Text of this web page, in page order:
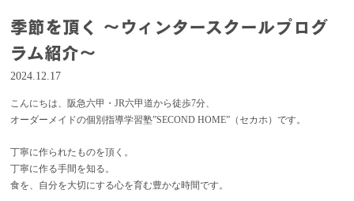
季節を頂く ～ウィンタースクールプログ
ラム紹介～
2024.12.17
こんにちは、阪急六甲・JR六甲道から徒歩7分、
オーダーメイドの個別指導学習塾”SECOND HOME”（セカホ）です。
丁寧に作られたものを頂く。
丁寧に作る手間を知る。
食を、自分を大切にする心を育む豊かな時間です。